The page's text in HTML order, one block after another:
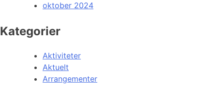
oktober 2024
Kategorier
Aktiviteter
Aktuelt
Arrangementer